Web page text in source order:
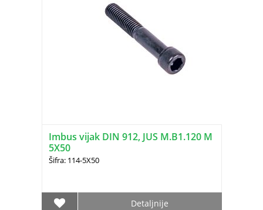
Imbus vijak DIN 912, JUS M.B1.120 M
5X50
Šifra: 114-5X50
Detaljnije